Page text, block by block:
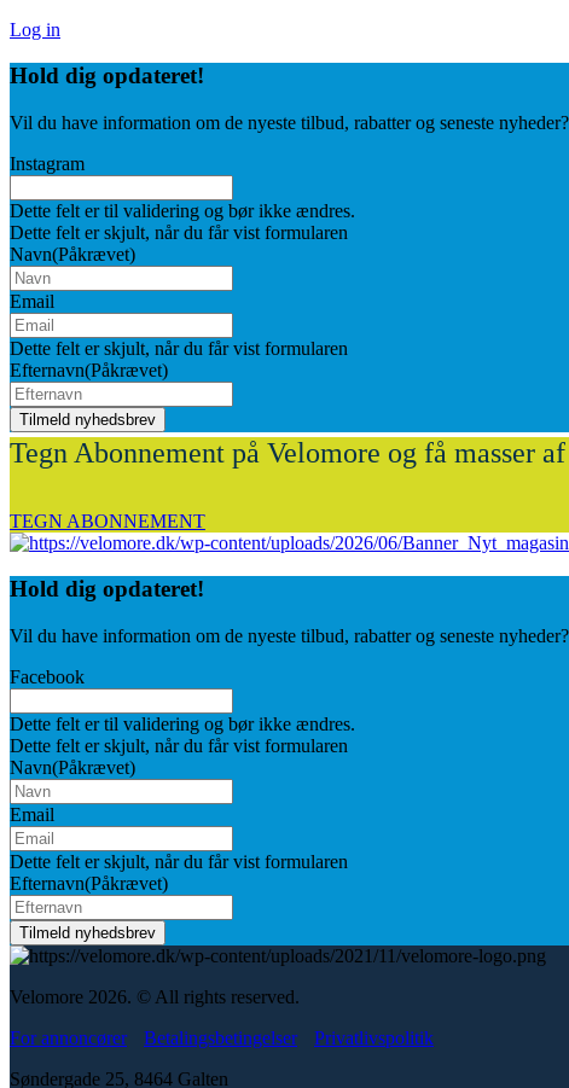
Log in
Hold dig opdateret!
Vil du have information om de nyeste tilbud, rabatter og seneste
Instagram
Dette felt er til validering og bør ikke ændres.
Dette felt er skjult, når du får vist formularen
Navn(Påkrævet)
Email
Dette felt er skjult, når du får vist formularen
Efternavn(Påkrævet)
Tegn Abonnement på Velomore og få masser
TEGN ABONNEMENT
Hold dig opdateret!
Vil du have information om de nyeste tilbud, rabatter og seneste
Facebook
Dette felt er til validering og bør ikke ændres.
Dette felt er skjult, når du får vist formularen
Navn(Påkrævet)
Email
Dette felt er skjult, når du får vist formularen
Efternavn(Påkrævet)
Velomore 2026. © All rights reserved.
For annoncører
Betalingsbetingelser
Privatlivspolitik
Søndergade 25, 8464 Galten